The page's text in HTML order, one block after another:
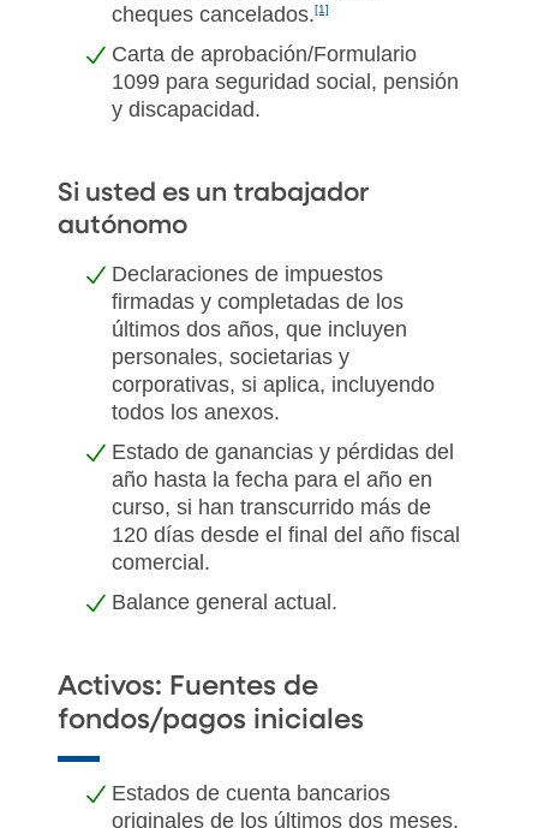
cheques cancelados.[1]
Carta de aprobación/Formulario
1099 para seguridad social, pensión
y discapacidad.
Si usted es un trabajador
autónomo
Declaraciones de impuestos
firmadas y completadas de los
últimos dos años, que incluyen
personales, societarias y
corporativas, si aplica, incluyendo
todos los anexos.
Estado de ganancias y pérdidas del
año hasta la fecha para el año en
curso, si han transcurrido más de
120 días desde el final del año fiscal
comercial.
Balance general actual.
Activos: Fuentes de
fondos/pagos iniciales
Estados de cuenta bancarios
originales de los últimos dos meses,